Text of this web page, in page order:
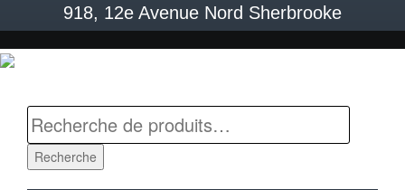
918, 12e Avenue Nord Sherbrooke
Recherche